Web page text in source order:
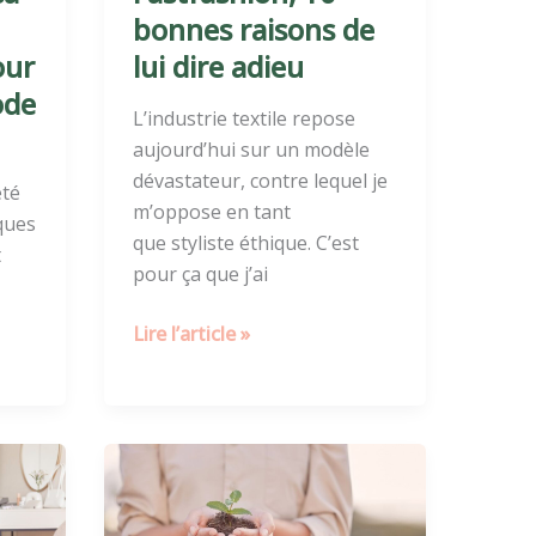
bonnes raisons de
lui dire adieu
L’industrie textile repose
aujourd’hui sur un modèle
dévastateur, contre lequel je
m’oppose en tant
que styliste éthique. C’est
pour ça que j’ai
Lire l’article »
Comment
la
perma-